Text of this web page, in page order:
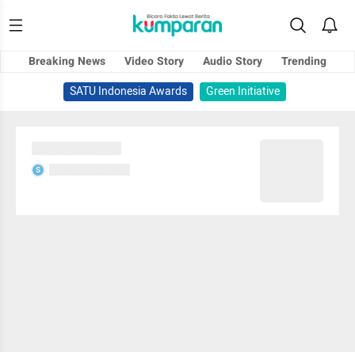
Breaking News Video Story Audio Story
Trending
SATU Indonesia Awards
Green Initiative
S